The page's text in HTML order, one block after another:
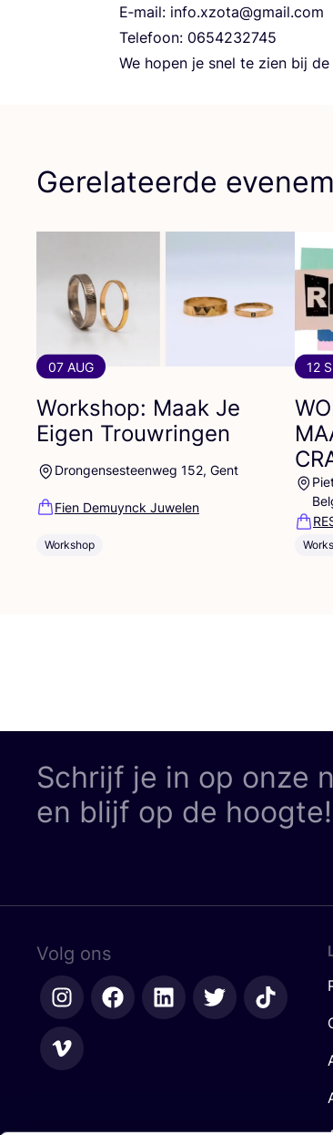
E‑mail: info.​xzota@​gmail.​com
Tele­foon: 0654232745
We hopen je snel te zien bij
Gerelateerde
07 AUG
Workshop: Maak Je
Eigen Trouwringen
Drongensesteenweg 152, Gent
Fien Demuynck Juwelen
Workshop
12
Schrijf je in op onze
en blijf op de hoogte!
Volg ons